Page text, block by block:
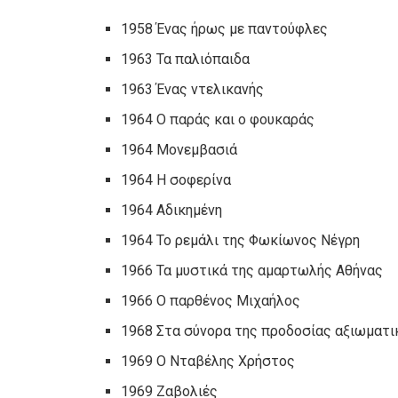
1958 Ένας ήρως με παντούφλες
1963 Τα παλιόπαιδα
1963 Ένας ντελικανής
1964 Ο παράς και ο φουκαράς
1964 Μονεμβασιά
1964 Η σοφερίνα
1964 Αδικημένη
1964 Το ρεμάλι της Φωκίωνος Νέγρη
1966 Τα μυστικά της αμαρτωλής Αθήνας
1966 Ο παρθένος Μιχαήλος
1968 Στα σύνορα της προδοσίας
1969 Ο Νταβέλης Χρήστος
1969 Ζαβολιές